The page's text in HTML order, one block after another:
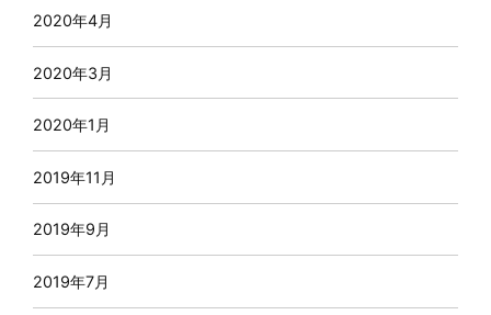
2020年4月
2020年3月
2020年1月
2019年11月
2019年9月
2019年7月